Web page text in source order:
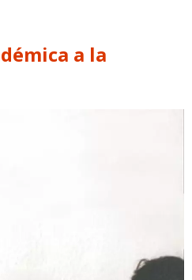
a la